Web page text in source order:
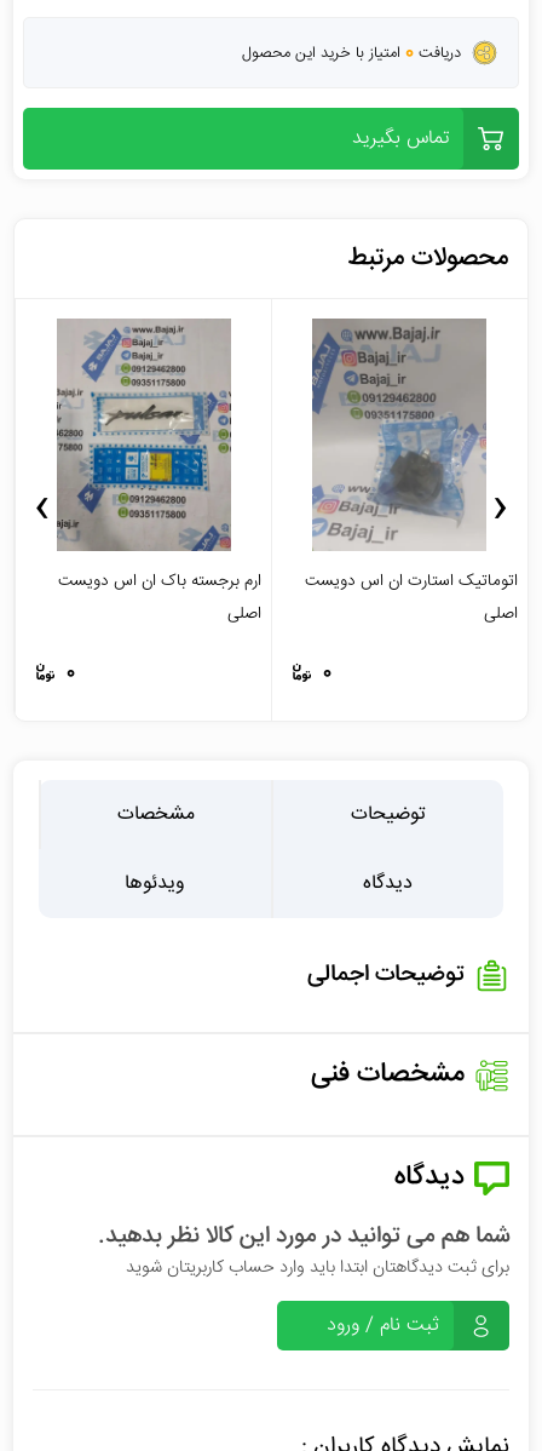
دریافت 0امتیاز با خرید این محصول
تماس بگیرید
محصولات مرتبط
اتوماتیک استارت ان اس دویست
اصلی
0
ارم برجسته باک ان اس دویست
اصلی
0
‹
›
توضیحات مشخصات
دیدگاه ویدئوها
توضیحات اجمالی
مشخصات فنی
دیدگاه
شما هم می توانید در مورد این کالا نظر بدهید.
برای ثبت دیدگاهتان ابتدا باید وارد حساب کاربریتان شوید
ثبت نام / ورود